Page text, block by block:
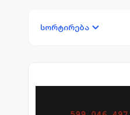
სორტირება